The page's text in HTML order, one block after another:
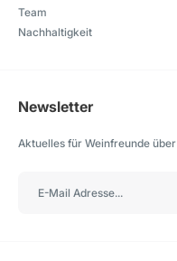
Team
Nachhaltigkeit
Newsletter
Aktuelles für Weinfreunde